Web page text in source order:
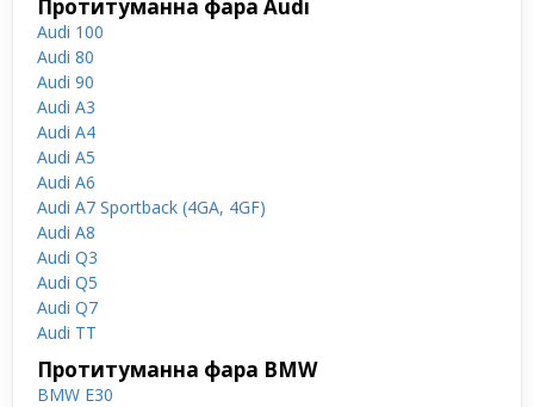
Протитуманна фара Audi
Audi 100
Audi 80
Audi 90
Audi A3
Audi A4
Audi A5
Audi A6
Audi A7 Sportback (4GA, 4GF)
Audi A8
Audi Q3
Audi Q5
Audi Q7
Audi TT
Протитуманна фара BMW
BMW E30